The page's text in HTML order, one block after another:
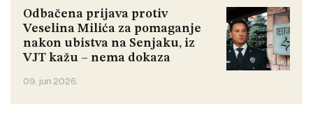
Odbačena prijava protiv
Veselina Milića za pomaganje
nakon ubistva na Senjaku, iz
VJT kažu – nema dokaza
09. jun 2026.